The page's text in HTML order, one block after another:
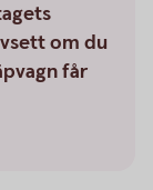
om du
får